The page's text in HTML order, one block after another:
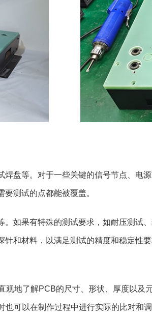
盘等。对于一些关键的信号节点、电源
测试的点都能被覆盖。
如果有特殊的测试要求，如耐压测试
和材料，以满足测试的精度和稳定性要
观地了解PCB的尺寸、形状、厚度以及
可以在制作过程中进行实际的比对和调